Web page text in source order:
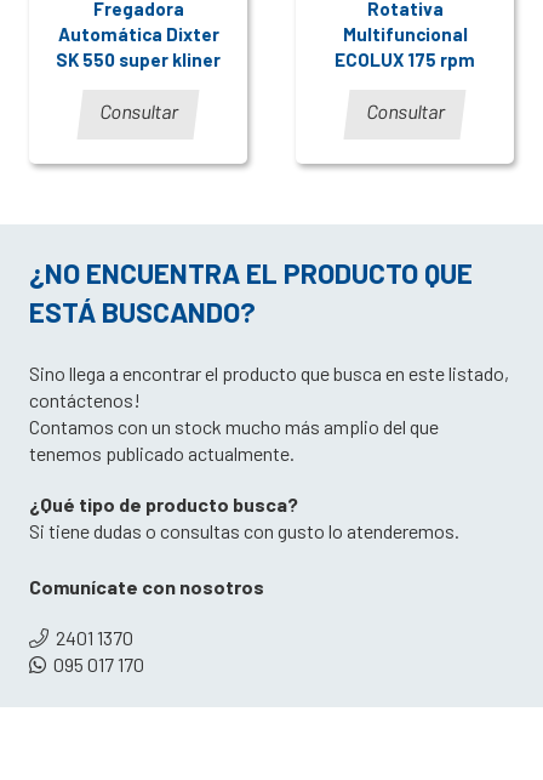
Fregadora
Automática Dixter
SK 550 super kliner
Consultar
Rotativa
Multifuncional
ECOLUX 175 rpm
Consultar
¿NO ENCUENTRA EL PRODUCTO QUE
ESTÁ BUSCANDO?
Sino llega a encontrar el producto que busca en este listado,
contáctenos!
Contamos con un stock mucho más amplio del que
tenemos publicado actualmente.
¿Qué tipo de producto busca?
Si tiene dudas o consultas con gusto lo atenderemos.
Comunícate con nosotros
2401 1370
095 017 170